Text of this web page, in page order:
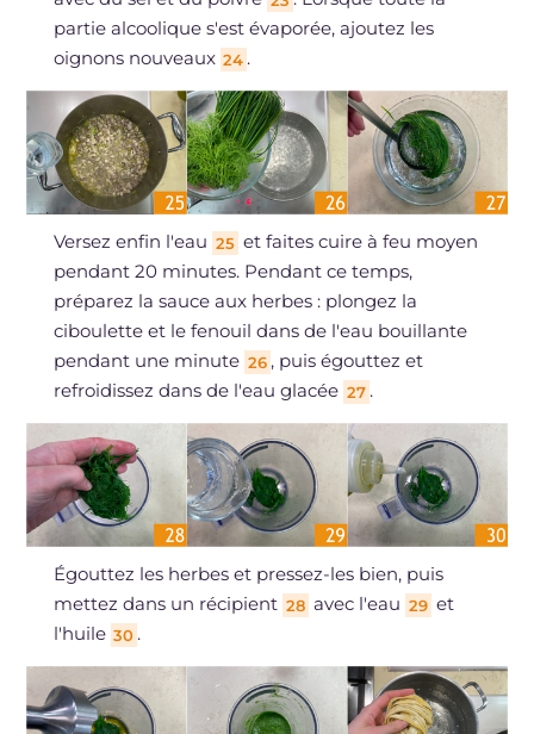
partie alcoolique s'est évaporée, ajoutez les
oignons nouveaux 24 .
Versez enfin l'eau 25 et faites cuire à feu moyen
pendant 20 minutes. Pendant ce temps,
préparez la sauce aux herbes : plongez la
ciboulette et le fenouil dans de l'eau bouillante
pendant une minute 26 , puis égouttez et
refroidissez dans de l'eau glacée 27 .
Égouttez les herbes et pressez-les bien, puis
mettez dans un récipient 28 avec l'eau 29 et
l'huile 30 .